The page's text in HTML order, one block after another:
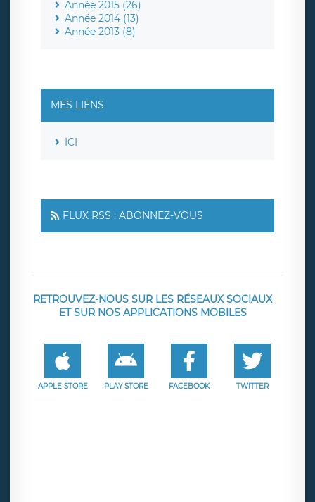
Année 2015 (26)
Année 2014 (13)
Année 2013 (8)
MES LIENS
ICI
FLUX RSS : ABONNEZ-VOUS
RETROUVEZ-NOUS SUR LES RÉSEAUX SOCIAUX
ET SUR NOS APPLICATIONS MOBILES
APPLE STORE PLAY STORE FACEBOOK TWITTER